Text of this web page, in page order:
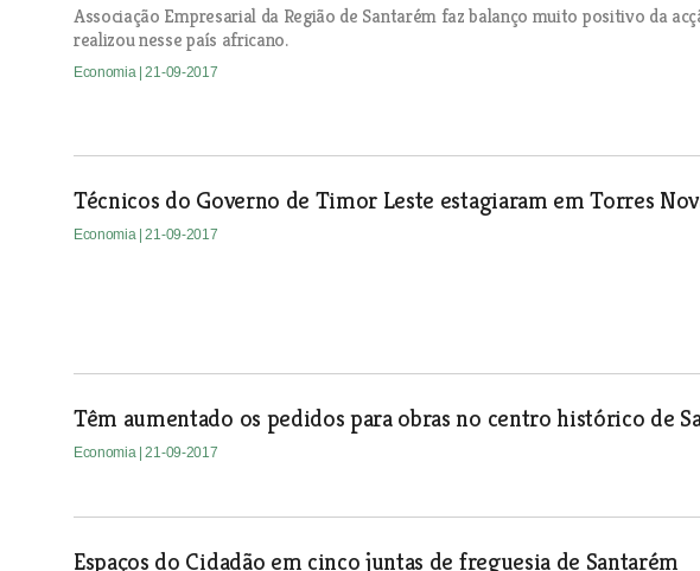
Associação Empresarial da Região de Santarém faz balanço muito positivo da
realizou nesse país africano.
Economia | 21-09-2017
Técnicos do Governo de Timor Leste estagiaram em Torres
Economia | 21-09-2017
Têm aumentado os pedidos para obras no centro histórico de
Economia | 21-09-2017
Espaços do Cidadão em cinco juntas de freguesia de Santarém